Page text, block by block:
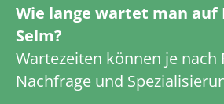
Wie lange wartet man auf
Selm?
Wartezeiten können je nach
Nachfrage und